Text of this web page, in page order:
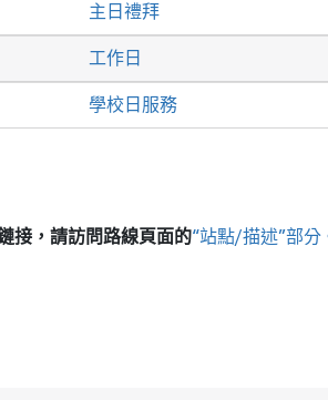
主日禮拜
工作日
學校日服務
接，請訪問路線頁面的“站點/描述”部分